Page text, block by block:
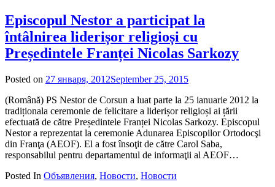
Episcopul Nestor a participat la
întâlnirea liderișor religioși cu
Președintele Franței Nicolas Sarkozy
Posted on 27 января, 2012September 25, 2015
(Română) PS Nestor de Corsun a luat parte la 25 ianuarie 2012 la
tradiționala ceremonie de felicitare a liderișor religioși ai țării
efectuată de către Președintele Franței Nicolas Sarkozy. Episcopul
Nestor a reprezentat la ceremonie Adunarea Episcopilor Ortodocşi
din Franţa (AEOF). El a fost însoţit de către Carol Saba,
responsabilul pentru departamentul de informaţii al AEOF…
Posted In Объявления, Новости, Новости